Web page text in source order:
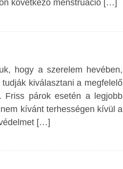
következő menstruáció […]
hogy a szerelem hevében,
kiválasztani a megfelelő
Friss párok esetén a legjobb
kívánt terhességen kívül a
[…]